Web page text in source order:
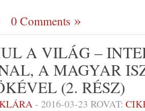
0 Comments
A VILÁG –
A MAGYAR
(2. RÉSZ)
- 2016-03-23 ROVAT: